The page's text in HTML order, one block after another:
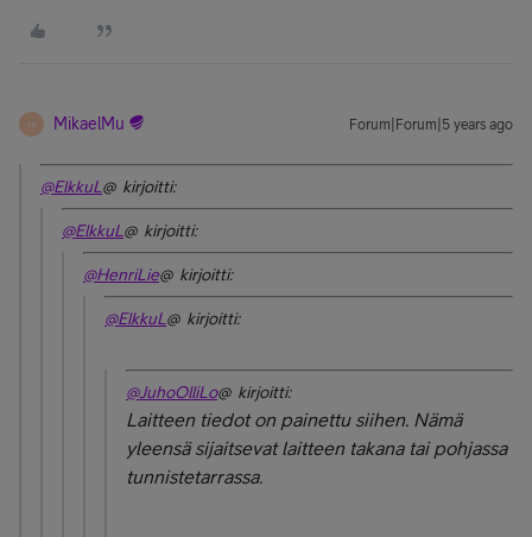
M MikaelMu Forum|Forum|5 years ago
@ElkkuL @ kirjoitti:
@ElkkuL @ kirjoitti:
@HenriLie@ kirjoitti:
@ElkkuL @ kirjoitti:
@JuhoOlliLo@ kirjoitti:
Laitteen tiedot on painettu siihen. Nämä
yleensä sijaitsevat laitteen takana tai pohjassa
tunnistetarrassa.